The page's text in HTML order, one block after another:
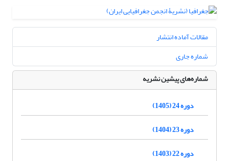
مقالات آماده انتشار
شماره جاری
شماره‌های پیشین نشریه
دوره 24 (1405)
دوره 23 (1404)
دوره 22 (1403)